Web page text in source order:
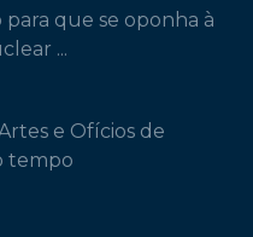
que se oponha à
...
e Ofícios de
tempo